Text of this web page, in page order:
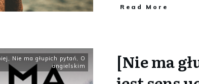
​Read More
Nie ma głupich pytań
O
angielskim
[Nie ma